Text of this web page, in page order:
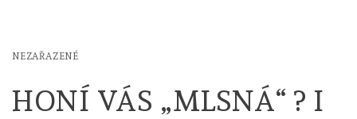
NEZAŘAZENÉ
HONÍ VÁS „MLSNÁ“ ? I